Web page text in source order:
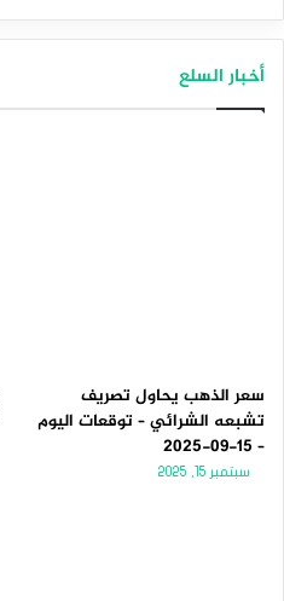
أخبار السلع
سعر الذهب يحاول تصريف
تشبعه الشرائي – توقعات اليوم
– 15-09-2025
سبتمبر 15, 2025